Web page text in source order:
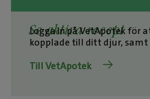
Se aktiva recept
Logga in på VetApotek för
kopplade till ditt djur,
Till VetApotek